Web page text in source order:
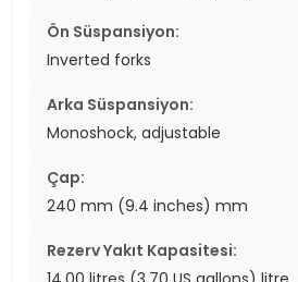
Ön Süspansiyon:
Inverted forks
Arka Süspansiyon:
Monoshock, adjustable
Çap:
240 mm (9.4 inches) mm
Rezerv Yakıt Kapasitesi: